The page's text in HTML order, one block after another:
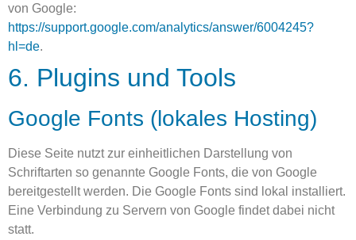
von Google:
https://support.google.com/analytics/answer/6004245?
hl=de.
6. Plugins und Tools
Google Fonts (lokales Hosting)
Diese Seite nutzt zur einheitlichen Darstellung von
Schriftarten so genannte Google Fonts, die von Google
bereitgestellt werden. Die Google Fonts sind lokal installiert.
Eine Verbindung zu Servern von Google findet dabei nicht
statt.